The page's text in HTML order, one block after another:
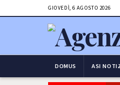
GIOVEDÌ, 6 AGOSTO 2026
DOMUS ASI